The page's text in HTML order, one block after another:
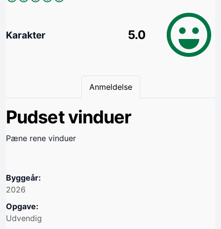
Karakter 5.0
Anmeldelse
Pudset vinduer
Pæne rene vinduer
Byggeår:
2026
Opgave:
Udvendig